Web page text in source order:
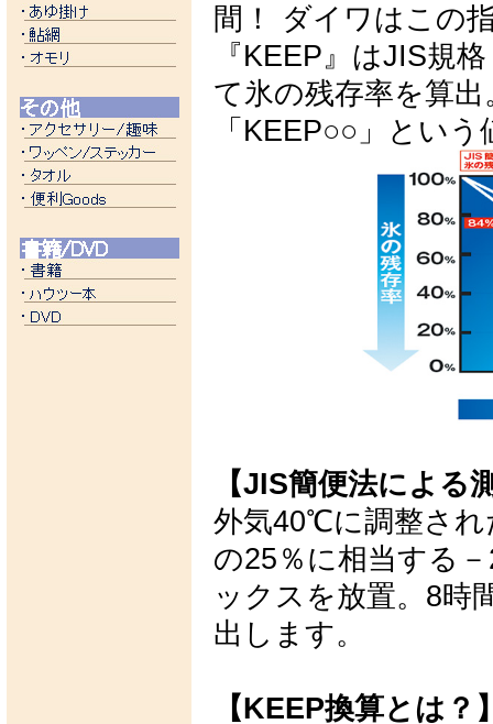
間！ ダイワはこの
『KEEP』はJIS規
て氷の残存率を算
「KEEP○○」とい
【JIS簡便法による
外気40℃に調整され
の25％に相当する
ックスを放置。8時
出します。
【KEEP換算とは？